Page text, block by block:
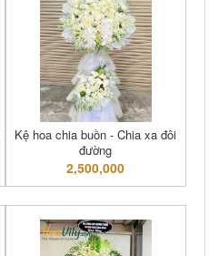
Kệ hoa chia buồn - Chia xa đôi
đường
2,500,000